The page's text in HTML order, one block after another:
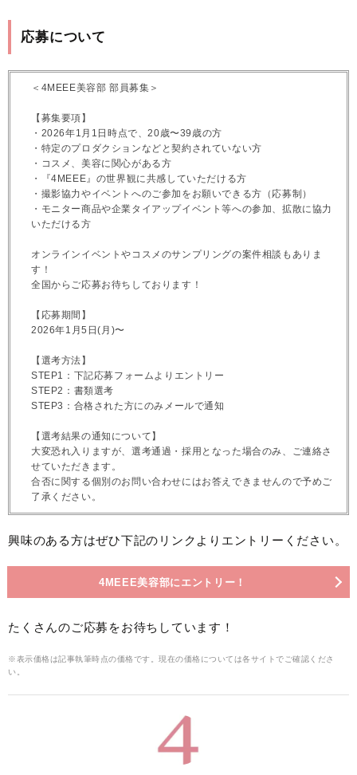
応募について
＜4MEEE美容部 部員募集＞
【募集要項】
・2026年1月1日時点で、20歳〜39歳の方
・特定のプロダクションなどと契約されていない方
・コスメ、美容に関心がある方
・『4MEEE』の世界観に共感していただける方
・撮影協力やイベントへのご参加をお願いできる方（応募制）
・モニター商品や企業タイアップイベント等への参加、拡散に協力
いただける方
オンラインイベントやコスメのサンプリングの案件相談もありま
す！
全国からご応募お待ちしております！
【応募期間】
2026年1月5日(月)〜
【選考方法】
STEP1：下記応募フォームよりエントリー
STEP2：書類選考
STEP3：合格された方にのみメールで通知
【選考結果の通知について】
大変恐れ入りますが、選考通過・採用となった場合のみ、ご連絡さ
せていただきます。
合否に関する個別のお問い合わせにはお答えできませんので予めご
了承ください。
興味のある方はぜひ下記のリンクよりエントリーください。
4MEEE美容部にエントリー！
たくさんのご応募をお待ちしています！
※表示価格は記事執筆時点の価格です。現在の価格については各サイトでご確認くださ
い。